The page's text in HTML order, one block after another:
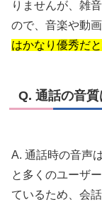
りませんが、雑
ので、音楽や動
はかなり優秀だ
Q. 通話の音質
A. 通話時の音声
と多くのユーザ
ているため、会